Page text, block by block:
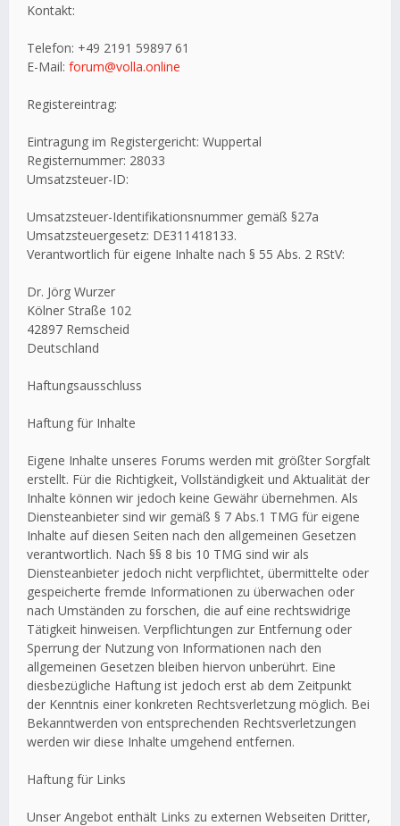
Kontakt:
Telefon: +49 2191 59897 61
E-Mail: forum@volla.online
Registereintrag:
Eintragung im Registergericht: Wuppertal
Registernummer: 28033
Umsatzsteuer-ID:
Umsatzsteuer-Identifikationsnummer gemäß §27a
Umsatzsteuergesetz: DE311418133.
Verantwortlich für eigene Inhalte nach § 55 Abs. 2 RStV:
Dr. Jörg Wurzer
Kölner Straße 102
42897 Remscheid
Deutschland
Haftungsausschluss
Haftung für Inhalte
Eigene Inhalte unseres Forums werden mit größter Sorgfalt
erstellt. Für die Richtigkeit, Vollständigkeit und Aktualität der
Inhalte können wir jedoch keine Gewähr übernehmen. Als
Diensteanbieter sind wir gemäß § 7 Abs.1 TMG für eigene
Inhalte auf diesen Seiten nach den allgemeinen Gesetzen
verantwortlich. Nach §§ 8 bis 10 TMG sind wir als
Diensteanbieter jedoch nicht verpflichtet, übermittelte oder
gespeicherte fremde Informationen zu überwachen oder
nach Umständen zu forschen, die auf eine rechtswidrige
Tätigkeit hinweisen. Verpflichtungen zur Entfernung oder
Sperrung der Nutzung von Informationen nach den
allgemeinen Gesetzen bleiben hiervon unberührt. Eine
diesbezügliche Haftung ist jedoch erst ab dem Zeitpunkt
der Kenntnis einer konkreten Rechtsverletzung möglich. Bei
Bekanntwerden von entsprechenden Rechtsverletzungen
werden wir diese Inhalte umgehend entfernen.
Haftung für Links
Unser Angebot enthält Links zu externen Webseiten Dritter,